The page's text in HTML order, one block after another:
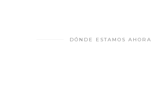
DÓNDE ESTAMOS AHORA